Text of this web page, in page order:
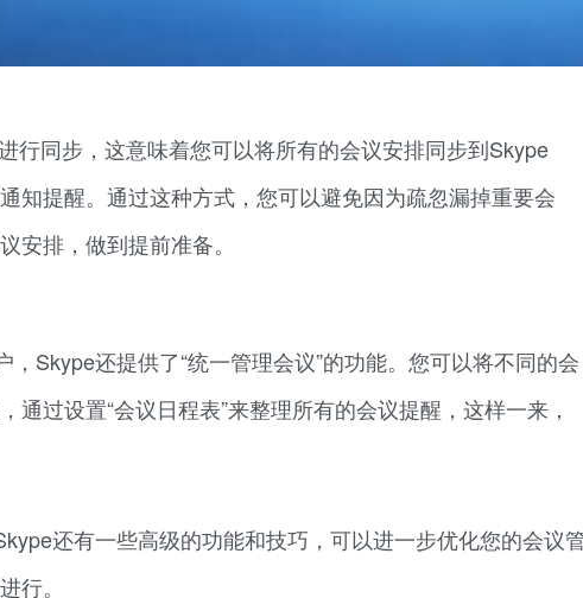
行同步，这意味着您可以将所有的会议安排同步到Skype
知提醒。通过这种方式，您可以避免因为疏忽漏掉重要会
安排，做到提前准备。
Skype还提供了“统一管理会议”的功能。您可以将不同的会
过设置“会议日程表”来整理所有的会议提醒，这样一来，
还有一些高级的功能和技巧，可以进一步优化您的会议
行。